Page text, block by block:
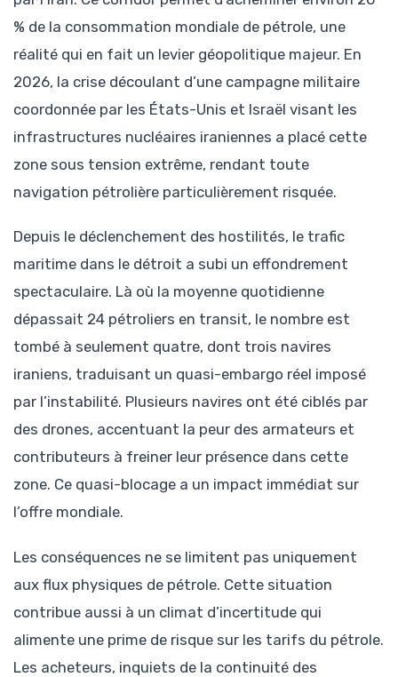
% de la consommation mondiale de pétrole, une
réalité qui en fait un levier géopolitique majeur. En
2026, la crise découlant d’une campagne militaire
coordonnée par les États-Unis et Israël visant les
infrastructures nucléaires iraniennes a placé cette
zone sous tension extrême, rendant toute
navigation pétrolière particulièrement risquée.
Depuis le déclenchement des hostilités, le trafic
maritime dans le détroit a subi un effondrement
spectaculaire. Là où la moyenne quotidienne
dépassait 24 pétroliers en transit, le nombre est
tombé à seulement quatre, dont trois navires
iraniens, traduisant un quasi-embargo réel imposé
par l’instabilité. Plusieurs navires ont été ciblés par
des drones, accentuant la peur des armateurs et
contributeurs à freiner leur présence dans cette
zone. Ce quasi-blocage a un impact immédiat sur
l’offre mondiale.
Les conséquences ne se limitent pas uniquement
aux flux physiques de pétrole. Cette situation
contribue aussi à un climat d’incertitude qui
alimente une prime de risque sur les tarifs du pétrole.
Les acheteurs, inquiets de la continuité des